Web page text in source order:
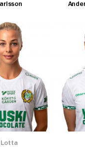
Lotta